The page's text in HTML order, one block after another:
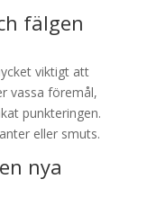
fälgen
viktigt att
vassa föremål,
punkteringen.
eller smuts.
nya